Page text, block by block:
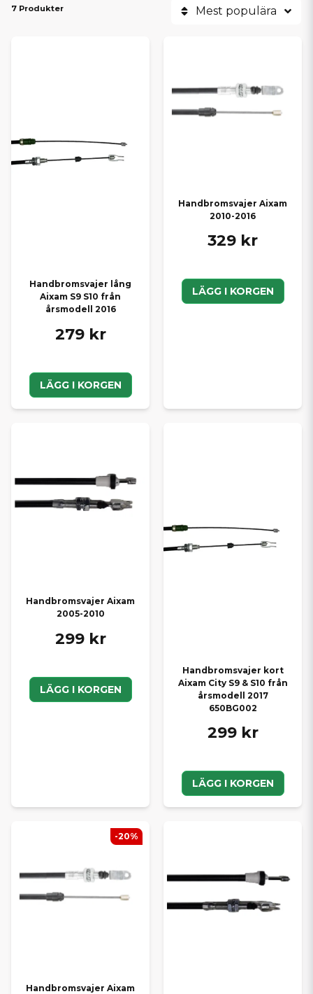
7 Produkter Mest populära
Handbromsvajer lång
Aixam S9 S10 från
årsmodell 2016
279 kr
LÄGG I KORGEN
Handbromsvajer Aixam
2010-2016
329 kr
LÄGG I KORGEN
Handbromsvajer Aixam
2005-2010
299 kr
LÄGG I KORGEN
Handbromsvajer kort
Aixam City S9 & S10 från
årsmodell 2017
650BG002
299 kr
LÄGG I KORGEN
Handbromsvajer Aixam
-20%